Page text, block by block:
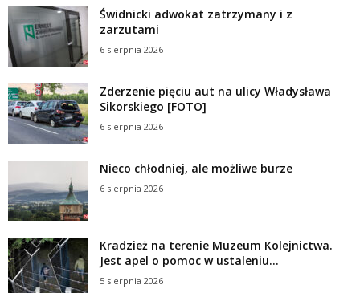
Świdnicki adwokat zatrzymany i z
zarzutami
6 sierpnia 2026
Zderzenie pięciu aut na ulicy Władysława
Sikorskiego [FOTO]
6 sierpnia 2026
Nieco chłodniej, ale możliwe burze
6 sierpnia 2026
Kradzież na terenie Muzeum Kolejnictwa.
Jest apel o pomoc w ustaleniu...
5 sierpnia 2026